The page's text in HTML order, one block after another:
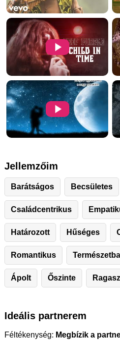
Jellemzőim
Barátságos Becsületes
Családcentrikus
Határozott Hűséges
Romantikus
Ápolt Őszinte
Ideális partnerem
Féltékenység: Megbízik a